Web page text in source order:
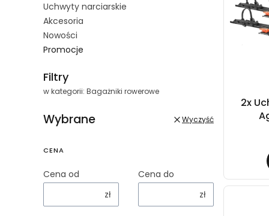
Uchwyty narciarskie
Akcesoria
Nowości
Promocje
Filtry
w kategorii: Bagażniki rowerowe
Wybrane Wyczyść
CENA
Cena od
zł
Cena do
zł
2x